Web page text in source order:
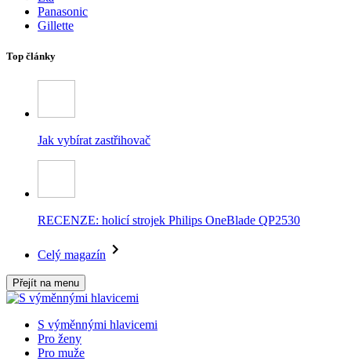
Panasonic
Gillette
Top články
Jak vybírat zastřihovač
RECENZE: holicí strojek Philips OneBlade QP2530
Celý magazín
Přejít na menu
S výměnnými hlavicemi
Pro ženy
Pro muže